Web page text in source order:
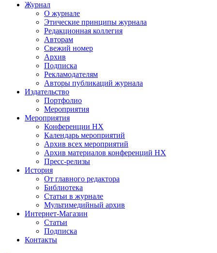
Журнал
О журнале
Этические принципы журнала
Редакционная коллегия
Авторам
Свежий номер
Архив
Подписка
Рекламодателям
Авторы публикаций журнала
Издательство
Портфолио
Мероприятия
Мероприятия
Конференции НХ
Календарь мероприятий
Архив всех мероприятий
Архив материалов конференций НХ
Пресс-релизы
История
От главного редактора
Библиотека
Статьи в журнале
Мультимедийный архив
Интернет-Магазин
Статьи
Подписка
Контакты